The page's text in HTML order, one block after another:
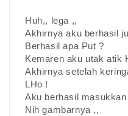
Huh,, lega ,,
Akhirnya aku berhasil
Berhasil apa Put ?
Kemaren aku utak atik
Akhirnya setelah
LHo !
Aku berhasil
Nih gambarnya ,,